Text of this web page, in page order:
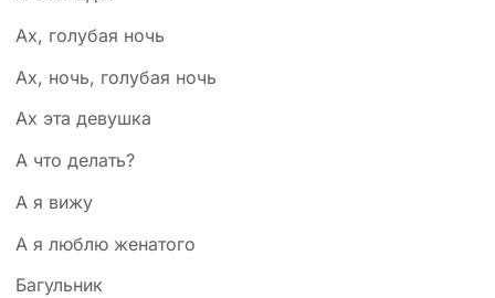
Ах, голубая ночь
Ах, ночь, голубая ночь
Ах эта девушка
А что делать?
А я вижу
А я люблю женатого
Багульник